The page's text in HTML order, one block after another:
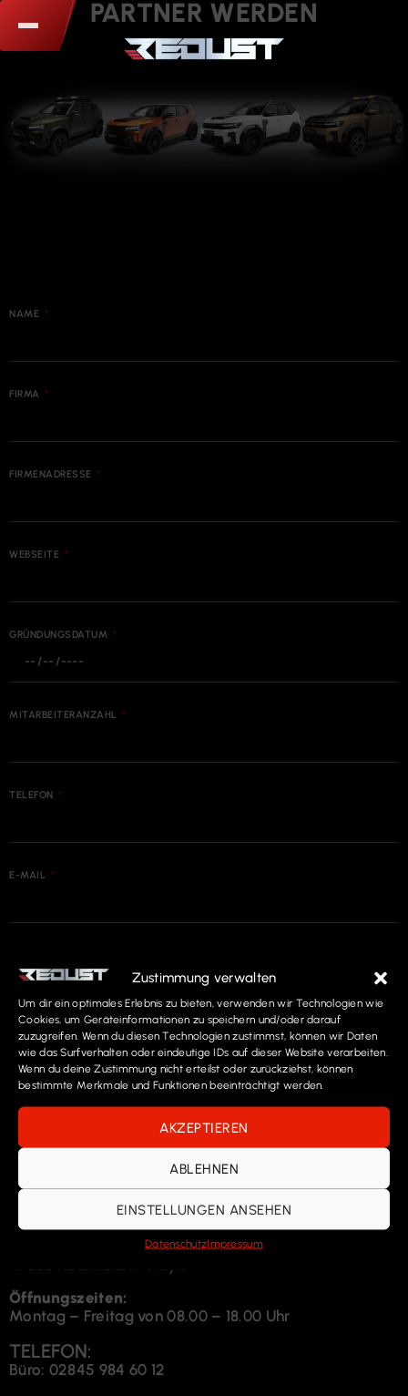
Zustimmung verwalten
Um dir ein optimales Erlebnis zu bieten, verwenden wir Technologien wie
Cookies, um Geräteinformationen zu speichern und/oder darauf
zuzugreifen. Wenn du diesen Technologien zustimmst, können wir Daten
wie das Surfverhalten oder eindeutige IDs auf dieser Website verarbeiten.
Wenn du deine Zustimmung nicht erteilst oder zurückziehst, können
bestimmte Merkmale und Funktionen beeinträchtigt werden.
AKZEPTIEREN
ABLEHNEN
EINSTELLUNGEN ANSEHEN
DatenschutzImpressum
PARTNER WERDEN
KONTAKTINFORMATIONEN
STANDORT
REDUST GmbH
47506 Neukirchen-Vluyn
Öffnungszeiten:
Montag – Freitag von 08.00 – 18.00 Uhr
TELEFON:
Büro: 02845 984 60 12
NAME
FIRMA
FIRMENADRESSE
WEBSEITE
GRÜNDUNGSDATUM
MITARBEITERANZAHL
TELEFON
E-MAIL
BESCHRIEBENEN ERHEBUNG, VERARBEITUNG, NUTZUNG UND
WEITERGABE MEINER PERSÖNLICHEN DATEN AN DRITTE SOWIE
MEINEM RECHT AUF WIDERRUF ZU.*